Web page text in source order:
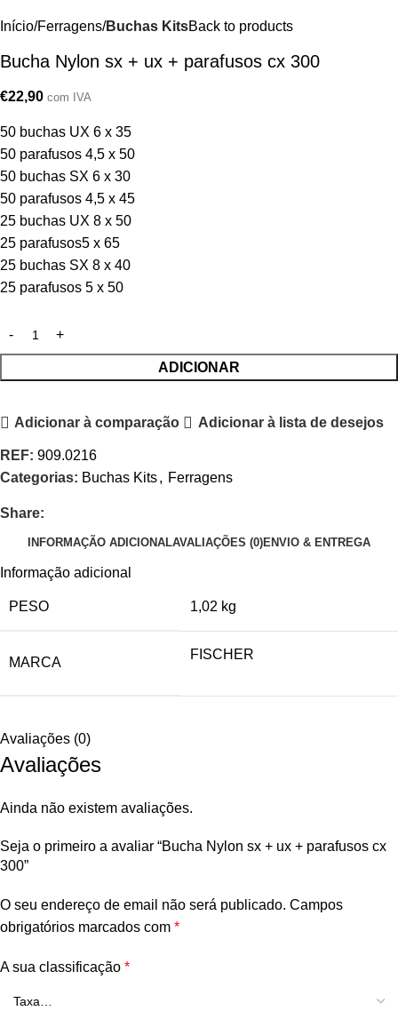
Início Ferragens Buchas KitsBack to products
Bucha Nylon sx + ux + parafusos cx 300
€22,90 com IVA
50 buchas UX 6 x 35
50 parafusos 4,5 x 50
50 buchas SX 6 x 30
50 parafusos 4,5 x 45
25 buchas UX 8 x 50
25 parafusos5 x 65
25 buchas SX 8 x 40
25 parafusos 5 x 50
ADICIONAR
Adicionar à comparação Adicionar à lista de desejos
REF: 909.0216
Categorias: Buchas Kits, Ferragens
Share:
INFORMAÇÃO ADICIONALAVALIAÇÕES (0)ENVIO & ENTREGA
Informação adicional
PESO 1,02 kg
MARCA
FISCHER
Avaliações (0)
Avaliações
Ainda não existem avaliações.
Seja o primeiro a avaliar “Bucha Nylon sx + ux + parafusos cx
300”
O seu endereço de email não será publicado. Campos
obrigatórios marcados com *
A sua classificação *